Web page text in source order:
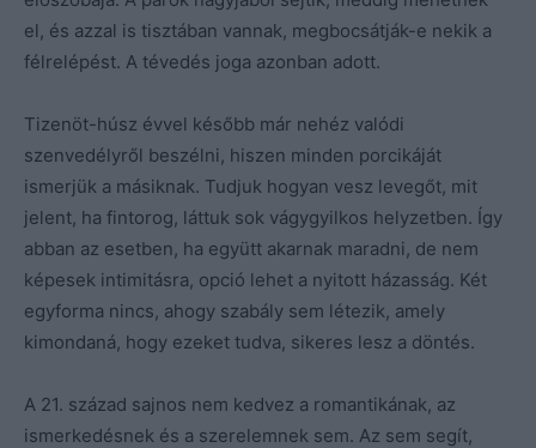
el, és azzal is tisztában vannak, megbocsátják-e nekik a
félrelépést. A tévedés joga azonban adott.
Tizenöt-húsz évvel később már nehéz valódi
szenvedélyről beszélni, hiszen minden porcikáját
ismerjük a másiknak. Tudjuk hogyan vesz levegőt, mit
jelent, ha fintorog, láttuk sok vágygyilkos helyzetben. Így
abban az esetben, ha együtt akarnak maradni, de nem
képesek intimitásra, opció lehet a nyitott házasság. Két
egyforma nincs, ahogy szabály sem létezik, amely
kimondaná, hogy ezeket tudva, sikeres lesz a döntés.
A 21. század sajnos nem kedvez a romantikának, az
ismerkedésnek és a szerelemnek sem. Az sem segít,